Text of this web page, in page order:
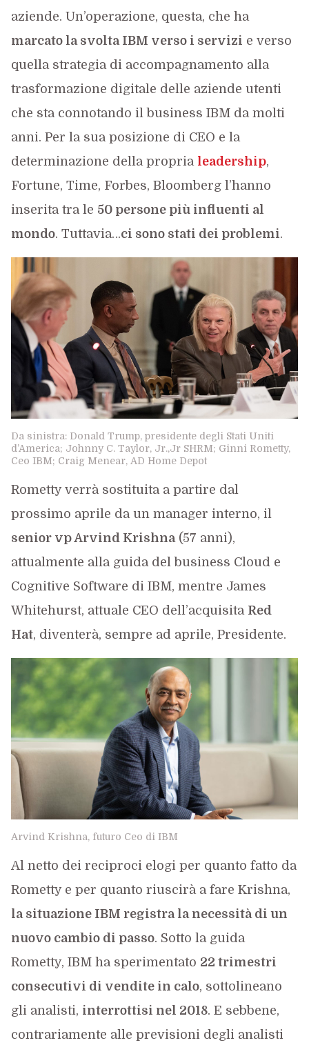
aziende. Un’operazione, questa, che ha
marcato la svolta IBM verso i servizi e verso
quella strategia di accompagnamento alla
trasformazione digitale delle aziende utenti
che sta connotando il business IBM da molti
anni. Per la sua posizione di CEO e la
determinazione della propria leadership,
Fortune, Time, Forbes, Bloomberg l’hanno
inserita tra le 50 persone più influenti al
mondo. Tuttavia…ci sono stati dei problemi.
Da sinistra: Donald Trump, presidente degli Stati Uniti
d’America; Johnny C. Taylor, Jr.,Jr SHRM; Ginni Rometty,
Ceo IBM; Craig Menear, AD Home Depot
Rometty verrà sostituita a partire dal
prossimo aprile da un manager interno, il
senior vp Arvind Krishna(57 anni),
attualmente alla guida del business Cloud e
Cognitive Software di IBM, mentre James
Whitehurst, attuale CEO dell’acquisita Red
Hat, diventerà, sempre ad aprile, Presidente.
Arvind Krishna, futuro Ceo di IBM
Al netto dei reciproci elogi per quanto fatto da
Rometty e per quanto riuscirà a fare Krishna,
la situazione IBM registra la necessità di un
nuovo cambio di passo. Sotto la guida
Rometty, IBM ha sperimentato 22 trimestri
consecutivi di vendite in calo, sottolineano
gli analisti, interrottisi nel 2018. E sebbene,
contrariamente alle previsioni degli analisti